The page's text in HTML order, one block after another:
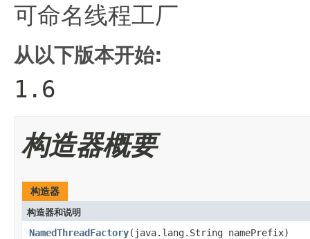
可命名线程工厂
从以下版本开始:
1.6
构造器概要
构造器
构造器和说明
NamedThreadFactory(java.lang.String namePrefix)